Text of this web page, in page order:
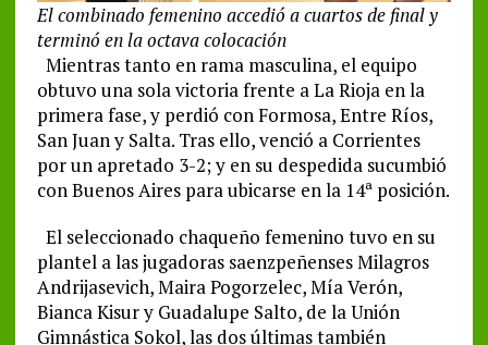
El combinado femenino accedió a cuartos de final y
terminó en la octava colocación
Mientras tanto en rama masculina, el equipo
obtuvo una sola victoria frente a La Rioja en la
primera fase, y perdió con Formosa, Entre Ríos,
San Juan y Salta. Tras ello, venció a Corrientes
por un apretado 3-2; y en su despedida sucumbió
con Buenos Aires para ubicarse en la 14ª posición.
El seleccionado chaqueño femenino tuvo en su
plantel a las jugadoras saenzpeñenses Milagros
Andrijasevich, Maira Pogorzelec, Mía Verón,
Bianca Kisur y Guadalupe Salto, de la Unión
Gimnástica Sokol, las dos últimas también